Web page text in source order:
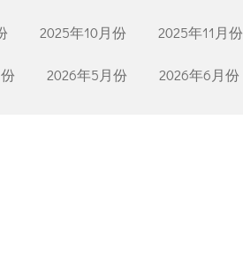
2025年10月份 2025年11月份
2026年5月份 2026年6月份